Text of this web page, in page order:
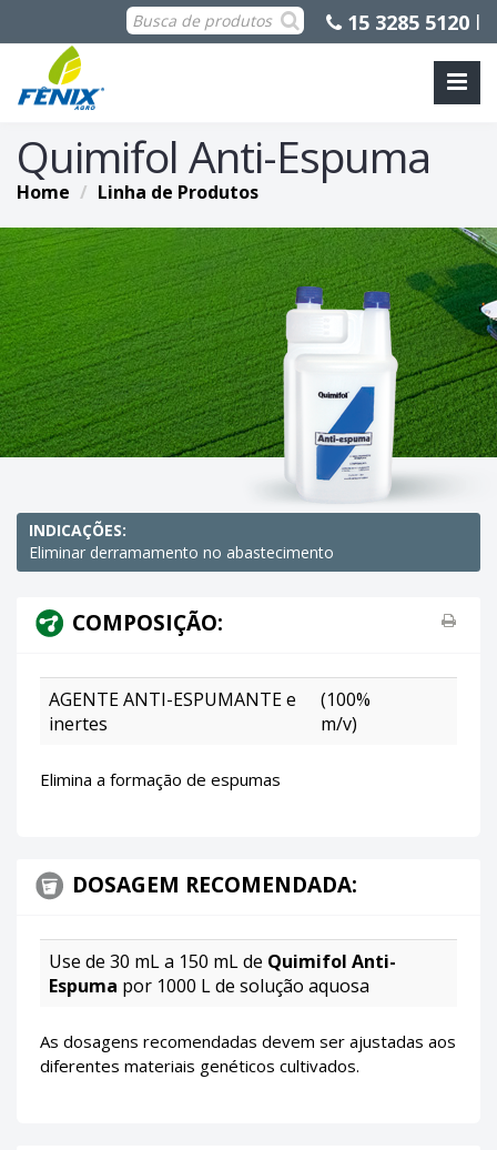
15 3285 5120 l
Quimifol Anti-Espuma
Home Linha de Produtos
INDICAÇÕES:
Eliminar derramamento no abastecimento
COMPOSIÇÃO:
AGENTE ANTI-ESPUMANTE e
inertes
(100%
m/v)
Elimina a formação de espumas
DOSAGEM RECOMENDADA:
Use de 30 mL a 150 mL de Quimifol Anti-
Espuma por 1000 L de solução aquosa
As dosagens recomendadas devem ser ajustadas aos
diferentes materiais genéticos cultivados.